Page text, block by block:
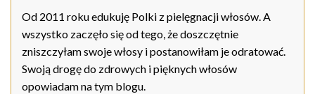
Od 2011 roku edukuję Polki z pielęgnacji włosów. A
wszystko zaczęło się od tego, że doszczętnie
zniszczyłam swoje włosy i postanowiłam je odratować.
Swoją drogę do zdrowych i pięknych włosów
opowiadam na tym blogu.